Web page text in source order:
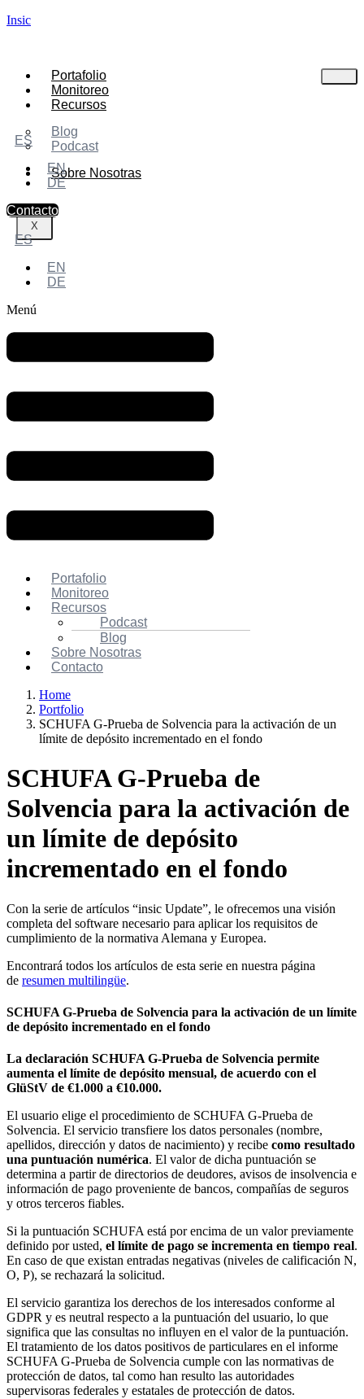
Insic
Portafolio
Monitoreo
Recursos
Blog
Podcast
Sobre Nosotras
X
ES
EN
DE
Contacto
ES
EN
DE
Menú
Portafolio
Monitoreo
Recursos
Podcast
Blog
Sobre Nosotras
Contacto
Home
Portfolio
SCHUFA G-Prueba de Solvencia para la activación de un
límite de depósito incrementado en el fondo
SCHUFA G-Prueba de
Solvencia para la activación de
un límite de depósito
incrementado en el fondo
Con la serie de artículos “insic Update”, le ofrecemos una visión
completa del software necesario para aplicar los requisitos de
cumplimiento de la normativa Alemana y Europea.
Encontrará todos los artículos de esta serie en nuestra página
de resumen multilingüe.
SCHUFA G-Prueba de Solvencia para la activación de un límite
de depósito incrementado en el fondo
La declaración SCHUFA G-Prueba de Solvencia permite
aumenta el límite de depósito mensual, de acuerdo con el
GlüStV de €1.000 a €10.000.
El usuario elige el procedimiento de SCHUFA G-Prueba de
Solvencia. El servicio transfiere los datos personales (nombre,
apellidos, dirección y datos de nacimiento) y recibe como resultado
una puntuación numérica. El valor de dicha puntuación se
determina a partir de directorios de deudores, avisos de insolvencia e
información de pago proveniente de bancos, compañías de seguros
y otros terceros fiables.
Si la puntuación SCHUFA está por encima de un valor previamente
definido por usted, el límite de pago se incrementa en tiempo real.
En caso de que existan entradas negativas (niveles de calificación N,
O, P), se rechazará la solicitud.
El servicio garantiza los derechos de los interesados conforme al
GDPR y es neutral respecto a la puntuación del usuario, lo que
significa que las consultas no influyen en el valor de la puntuación.
El tratamiento de los datos positivos de particulares en el informe
SCHUFA G-Prueba de Solvencia cumple con las normativas de
protección de datos, tal como han resulto las autoridades
supervisoras federales y estatales de protección de datos.